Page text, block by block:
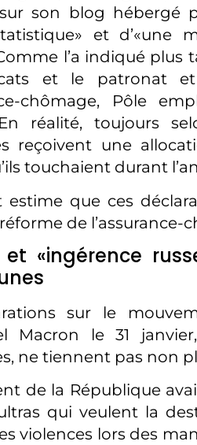
son blog hébergé
et d’«une
l’a indiqué plus
et le patronat
chômage, Pôle
réalité, toujours
reçoivent une
touchaient durant
estime que ces
de l’assurance-
et «ingérence
sur le
Macron le 31
ne tiennent pas non
de la République
qui veulent la
violences lors des